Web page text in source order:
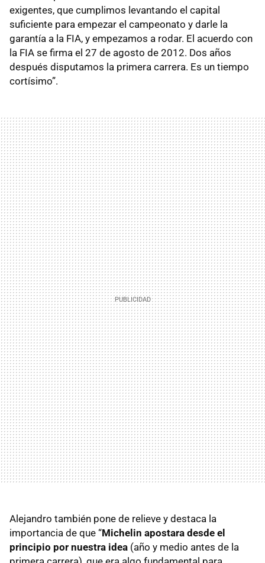
exigentes, que cumplimos levantando el capital
suficiente para empezar el campeonato y darle la
garantía a la FIA, y empezamos a rodar. El acuerdo con
la FIA se firma el 27 de agosto de 2012. Dos años
después disputamos la primera carrera. Es un tiempo
cortísimo”.
Alejandro también pone de relieve y destaca la
importancia de que “Michelin apostara desde el
principio por nuestra idea (año y medio antes de la